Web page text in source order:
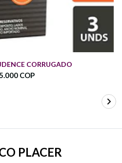
CORRUGADO
COP
PLACER